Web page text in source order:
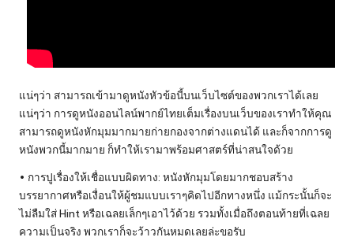
แน่ๆว่า สามารถเข้ามาดูหนังหัวข้อนี้บนเว็บไซต์ของพวกเราได้เลย
แน่ๆว่า การดูหนังออนไลน์พากย์ไทยเต็มเรื่องบนเว็บของเราทำให้คุณ
สามารถดูหนังหักมุมมากมายก่ายกองจากต่างแดนได้ และก็จากการดู
หนังพวกนี้มากมาย ก็ทำให้เรามาพร้อมศาสตร์ที่น่าสนใจด้วย
• การปูเรื่องให้เชื่อแบบผิดทาง: หนังหักมุมโดยมากชอบสร้าง
บรรยากาศหรือเงื่อนให้ผู้ชมแบบเราๆคิดไปอีกทางหนึ่ง แม้กระนั้นก็จะ
ไม่ลืมใส่ Hint หรือเฉลยเล็กๆเอาไว้ด้วย รวมทั้งเมื่อถึงตอนท้ายที่เฉลย
ความเป็นจริง พวกเราก็จะว้าวกันหมดเลยล่ะขอรับ